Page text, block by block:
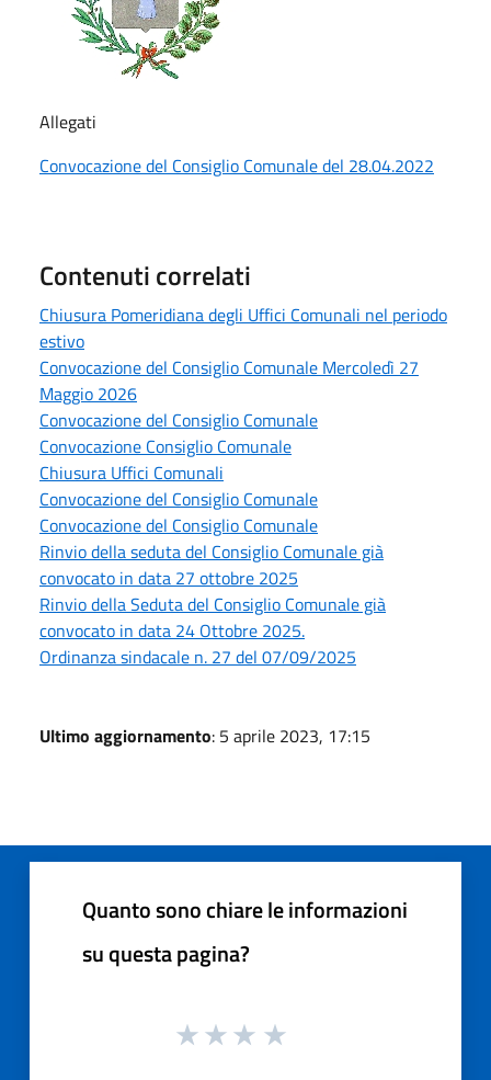
Allegati
Convocazione del Consiglio Comunale del 28.04.2022
Contenuti correlati
Chiusura Pomeridiana degli Uffici Comunali nel periodo
estivo
Convocazione del Consiglio Comunale Mercoledì 27
Maggio 2026
Convocazione del Consiglio Comunale
Convocazione Consiglio Comunale
Chiusura Uffici Comunali
Convocazione del Consiglio Comunale
Convocazione del Consiglio Comunale
Rinvio della seduta del Consiglio Comunale già
convocato in data 27 ottobre 2025
Rinvio della Seduta del Consiglio Comunale già
convocato in data 24 Ottobre 2025.
Ordinanza sindacale n. 27 del 07/09/2025
Ultimo aggiornamento: 5 aprile 2023, 17:15
Quanto sono chiare le informazioni
su questa pagina?